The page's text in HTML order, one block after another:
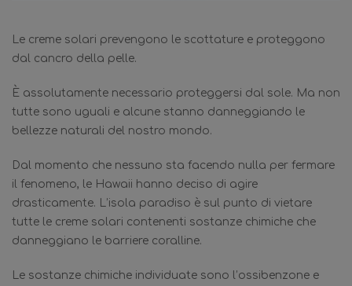
Le creme solari prevengono le scottature e proteggono
dal cancro della pelle.
È assolutamente necessario proteggersi dal sole. Ma non
tutte sono uguali e alcune stanno danneggiando le
bellezze naturali del nostro mondo.
Dal momento che nessuno sta facendo nulla per fermare
il fenomeno, le Hawaii hanno deciso di agire
drasticamente. L’isola paradiso è sul punto di vietare
tutte le creme solari contenenti sostanze chimiche che
danneggiano le barriere coralline.
Le sostanze chimiche individuate sono l’ossibenzone e